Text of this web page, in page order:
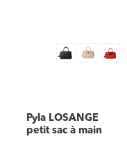
Pyla LOSANGE
petit sac à main